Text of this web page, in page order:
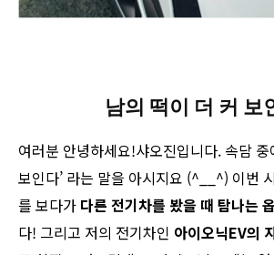
남의 떡이 더 커 보
여러분 안녕하세요!샤오진입니다. 속담 중
보인다’ 라는 말을 아시지요 (^__^) 이번
를 보다가 다른 전기차를 봤을 때 탐나는
다! 그리고 저의 전기차인 아이오닉EV의